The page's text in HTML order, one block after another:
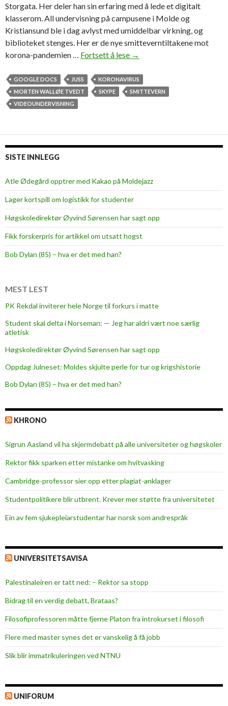
Storgata. Her deler han sin erfaring med å lede et digitalt
klasserom. All undervisning på campusene i Molde og
Kristiansund ble i dag avlyst med umiddelbar virkning, og
biblioteket stenges. Her er de nye smitteverntiltakene mot
korona-pandemien … Fortsett å lese U
d
e
m
e
d
k
y
g
–
e
e
i
e
e
t
l
a
t
e
g
s
t
n
→
GOOGLE DOCS JUSS
KORONAVIRUS
MORTEN WALLØE TVEDT
SKYPE
SMITTEVERN
VIDEOUNDERVISNING
SISTE INNLEGG
Atle Ødegård opptrer med Kakao på Moldejazz
Lager kortspill om logistikk for studenter
Høgskoledirektør Øyvind Sørensen har sagt opp
Fikk forskerpris for artikkel om utsatt hogst
Bob Dylan (85) – hva er det med han?
MEST LEST
PK Rekdal inviterer hele Norge til forkurs i matte
Student skal delta i Norseman: — Jeg har aldri vært noe særlig
atletisk
Høgskoledirektør Øyvind Sørensen har sagt opp
Oppdag Julneset: Moldes skjulte perle for tur og krigshistorie
Bob Dylan (85) – hva er det med han?
KHRONO
Sigrun Aasland vil ha skjerm­debatt på alle universiteter og høgskoler
Rektor fikk sparken etter mistanke om hvitvasking
Cambridge-professor sier opp etter plagiat-anklager
Studentpolitikere blir utbrent. Krever mer støtte fra universitetet
Ein av fem sjukepleiar­studentar har norsk som andrespråk
UNIVERSITETSAVISA
Palestinaleiren er tatt ned: – Rektor sa stopp
Bidrag til en verdig debatt, Brataas?
Filosofiprofessoren måtte fjerne Platon fra introkurset i filosofi
Flere med master synes det er vanskelig å få jobb
Slik blir immatrikuleringen ved NTNU
UNIFORUM